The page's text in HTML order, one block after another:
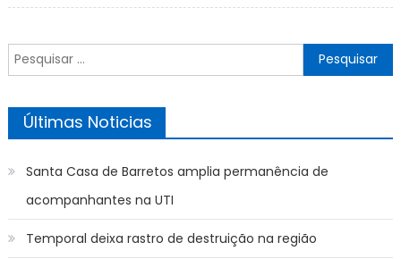
Pesquisar
por:
Últimas Noticias
Santa Casa de Barretos amplia permanência de
acompanhantes na UTI
Temporal deixa rastro de destruição na região